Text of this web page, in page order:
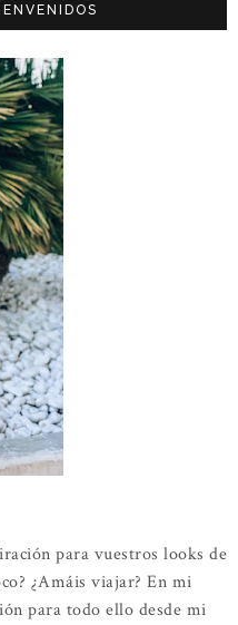
para vuestros looks de
¿Amáis viajar? En mi
para todo ello desde mi